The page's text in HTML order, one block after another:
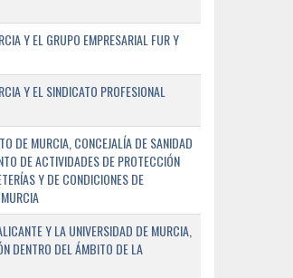
Y EL GRUPO EMPRESARIAL FUR Y
Y EL SINDICATO PROFESIONAL
DE MURCIA, CONCEJALÍA DE SANIDAD
DE ACTIVIDADES DE PROTECCIÓN
Y DE CONDICIONES DE
Y LA UNIVERSIDAD DE MURCIA,
DENTRO DEL ÁMBITO DE LA